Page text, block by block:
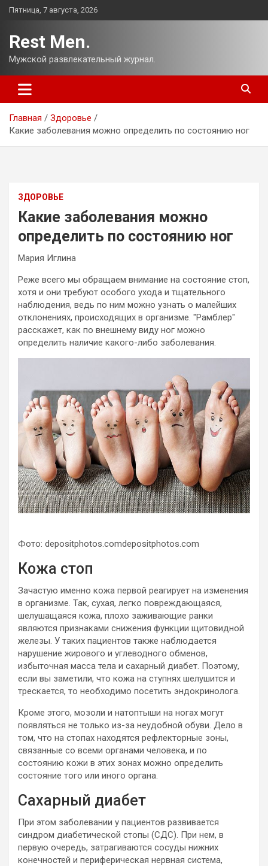
Перейти
Пятница, 7 августа, 2026
Rest Men.
Мужской развлекательный журнал.
Главная
Здоровье
Какие заболевания можно определить по состоянию ног
ЗДОРОВЬЕ
Какие заболевания можно
определить по состоянию ног
Мария Иглина
Реже всего мы обращаем внимание на состояние стоп,
хотя и они требуют особого ухода и тщательного
наблюдения, ведь по ним можно узнать о малейших
отклонениях, происходящих в организме. "Рамблер"
расскажет, как по внешнему виду ног можно
определить наличие какого-либо заболевания.
Фото: depositphotos.comdepositphotos.com
Кожа стоп
Зачастую именно кожа первой реагирует на изменения
в организме. Так, сухая, легко повреждающаяся,
шелушащаяся кожа, плохо заживающие ранки
являются признаками снижения функции щитовидной
железы. У таких пациентов также наблюдается
нарушение жирового и углеводного обменов,
избыточная масса тела и сахарный диабет. Поэтому,
если вы заметили, что кожа на ступнях шелушится и
трескается, то необходимо посетить эндокринолога.
Кроме этого, мозоли и натоптыши на ногах могут
появляться не только из-за неудобной обуви. Дело в
том, что на стопах находятся рефлекторные зоны,
связанные со всеми органами человека, и по
состоянию кожи в этих зонах можно определить
состояние того или иного органа.
Сахарный диабет
При этом заболевании у пациентов развивается
синдром диабетической стопы (СДС). При нем, в
первую очередь, затрагиваются сосуды нижних
конечностей и периферическая нервная система,